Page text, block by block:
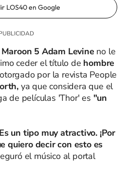
LOS40 en Google
Maroon 5 Adam Levineno le
ceder el título de hombre
por la revista People
ya que considera que el
de películas 'Thor' es "un
un tipo muy atractivo. ¡Por
quiero decir con esto es
el músico al portal